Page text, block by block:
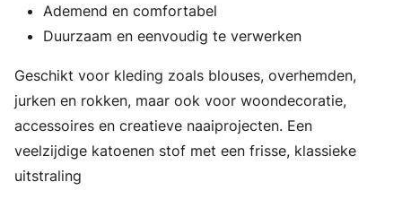
Ademend en comfortabel
Duurzaam en eenvoudig te verwerken
Geschikt voor kleding zoals blouses, overhemden,
jurken en rokken, maar ook voor woondecoratie,
accessoires en creatieve naaiprojecten. Een
veelzijdige katoenen stof met een frisse, klassieke
uitstraling